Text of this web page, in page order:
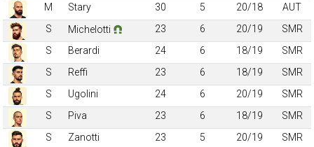
M
Stary 30 5 20/18
AUT
S
Michelotti 23 6 20/19
SMR
S
Berardi 24 6 18/19
SMR
S
Reffi 23 6 18/19
SMR
S
Ugolini 24 6 20/19
SMR
S
Piva 23 6 18/19
SMR
S
Zanotti 23 5 20/19 SMR